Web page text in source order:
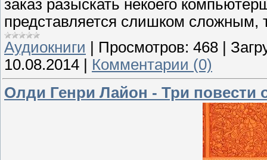
заказ разыскать некоего
представляется слишком сложным,
Аудиокниги | Просмотров: 468 |
10.08.2014 | Комментарии (0)
Олди Генри Лайон - Три повести